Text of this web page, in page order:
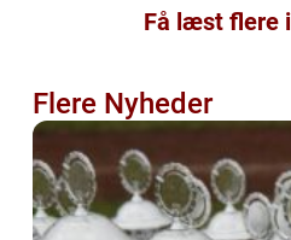
Få læst flere
Flere Nyheder